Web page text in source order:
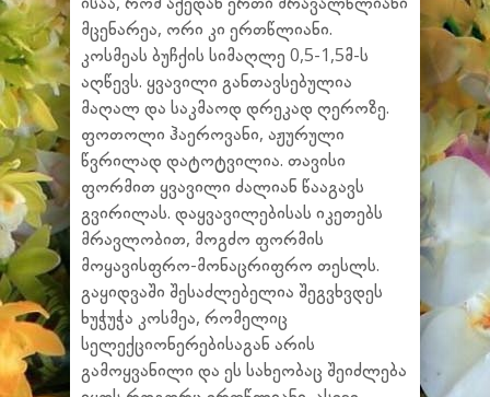
მცენარეა, ორი კი ერთწლიანი.
კოსმეას ბუჩქის სიმაღლე 0,5-1,5მ-ს
აღწევს. ყვავილი განთავსებულია
მაღალ და საკმაოდ დრეკად ღეროზე.
ფოთოლი ჰაეროვანი, აჟურული
წვრილად დატოტვილია. თავისი
ფორმით ყვავილი ძალიან წააგავს
გვირილას. დაყვავილებისას იკეთებს
მრავლობით, მოგძო ფორმის
მოყავისფრო-მონაცრიფრო თესლს.
გაყიდვაში შესაძლებელია შეგვხვდეს
ხუჭუჭა კოსმეა, რომელიც
სელექციონერებისაგან არის
გამოყვანილი და ეს სახეობაც შეიძლება